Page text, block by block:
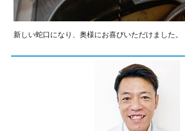
新しい蛇口になり、奥様にお喜びいただけました。